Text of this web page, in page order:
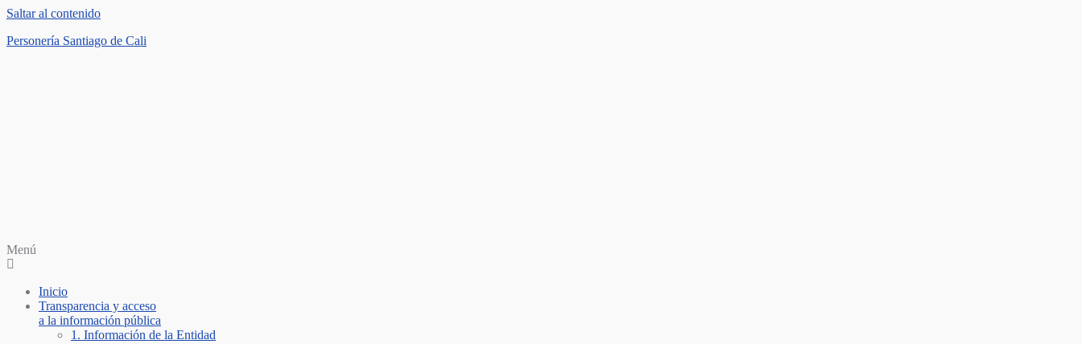
Saltar al contenido
Personería Santiago de Cali
Menú
Inicio
Transparencia y acceso
a la información pública
1. Información de la Entidad